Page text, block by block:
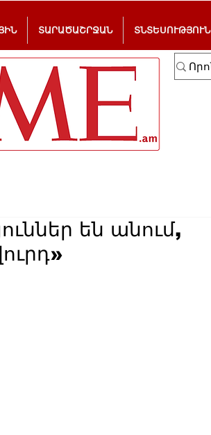
ՏԱՐԱԾԱՇՐՋԱՆ ՏՆՏԵՍՈՒԹՅՈՒՆ
են անում,